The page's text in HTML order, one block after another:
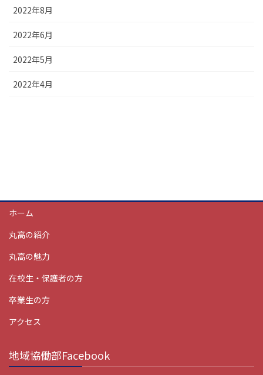
2022年8月
2022年6月
2022年5月
2022年4月
ホーム
丸高の紹介
丸高の魅力
在校生・保護者の方
卒業生の方
アクセス
地域協働部Facebook